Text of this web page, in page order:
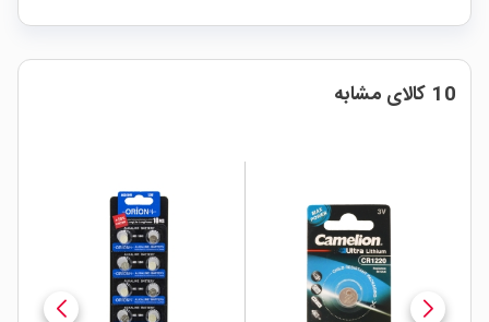
10 کالای مشابه